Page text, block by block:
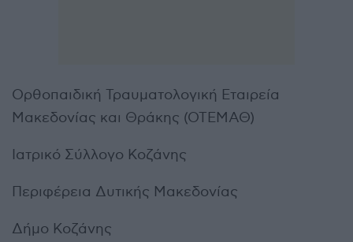
Ορθοπαιδική Τραυματολογική Εταιρεία
Μακεδονίας και Θράκης (ΟΤΕΜΑΘ)
Ιατρικό Σύλλογο Κοζάνης
Περιφέρεια Δυτικής Μακεδονίας
Δήμο Κοζάνης